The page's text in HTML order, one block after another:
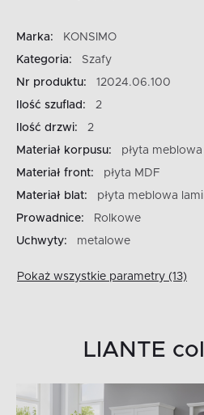
Marka:
KONSIMO
Kategoria:
Szafy
Nr produktu:
12024.06.100
Ilość szuflad:
2
Ilość drzwi:
2
Materiał korpusu:
płyta
Materiał front:
płyta MDF
Materiał blat:
płyta meblowa
Prowadnice:
Rolkowe
Uchwyty:
metalowe
Pokaż wszystkie parametry (13)
LIANTE